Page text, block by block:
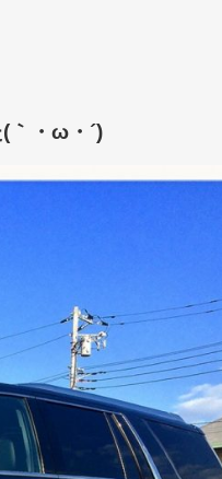
・ω・´)ゞ